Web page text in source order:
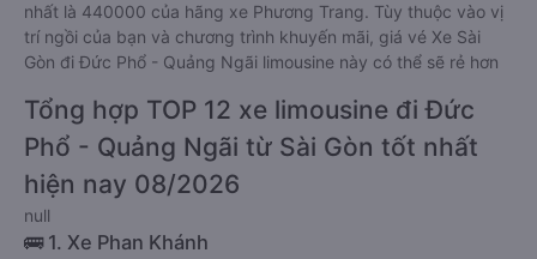
nhất là 440000 của hãng xe Phương Trang. Tùy thuộc vào vị
trí ngồi của bạn và chương trình khuyến mãi, giá vé Xe Sài
Gòn đi Đức Phổ - Quảng Ngãi limousine này có thể sẽ rẻ hơn
Tổng hợp TOP 12 xe limousine đi Đức
Phổ - Quảng Ngãi từ Sài Gòn tốt nhất
hiện nay 08/2026
null
🚌 1. Xe Phan Khánh